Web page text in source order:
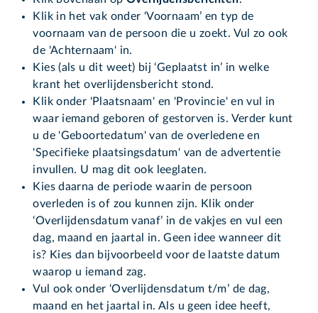
Klik in het vak onder ‘Voornaam’ en typ de
voornaam van de persoon die u zoekt. Vul zo ook
de 'Achternaam' in.
Kies (als u dit weet) bij ‘Geplaatst in’ in welke
krant het overlijdensbericht stond.
Klik onder 'Plaatsnaam' en 'Provincie' en vul in
waar iemand geboren of gestorven is. Verder kunt
u de 'Geboortedatum' van de overledene en
'Specifieke plaatsingsdatum' van de advertentie
invullen. U mag dit ook leeglaten.
Kies daarna de periode waarin de persoon
overleden is of zou kunnen zijn. Klik onder
‘Overlijdensdatum vanaf’ in de vakjes en vul een
dag, maand en jaartal in. Geen idee wanneer dit
is? Kies dan bijvoorbeeld voor de laatste datum
waarop u iemand zag.
Vul ook onder ‘Overlijdensdatum t/m’ de dag,
maand en het jaartal in. Als u geen idee heeft,